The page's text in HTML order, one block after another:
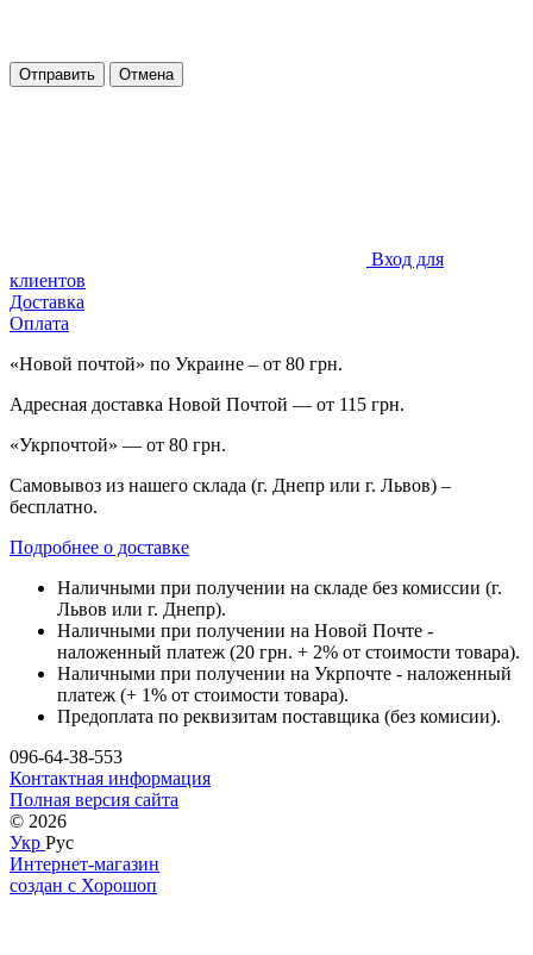
Отправить Отмена
Вход для
клиентов
Доставка
Оплата
«Новой почтой» по Украине – от 80 грн.
Адресная доставка Новой Почтой — от 115 грн.
«Укрпочтой» — от 80 грн.
Самовывоз из нашего склада (г. Днепр или г. Львов) –
бесплатно.
Подробнее о доставке
Наличными при получении на складе без комиссии (г.
Львов или г. Днепр).
Наличными при получении на Новой Почте -
наложенный платеж (20 грн. + 2% от стоимости товара).
Наличными при получении на Укрпочте - наложенный
платеж (+ 1% от стоимости товара).
Предоплата по реквизитам поставщика (без комисии).
096-64-38-553
Контактная информация
Полная версия сайта
© 2026
Укр Рус
Интернет-магазин
создан с Хорошоп